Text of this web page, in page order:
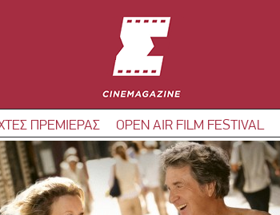
ΠΡΕΜΙΕΡΑΣ OPEN AIR FILM FESTIVAL